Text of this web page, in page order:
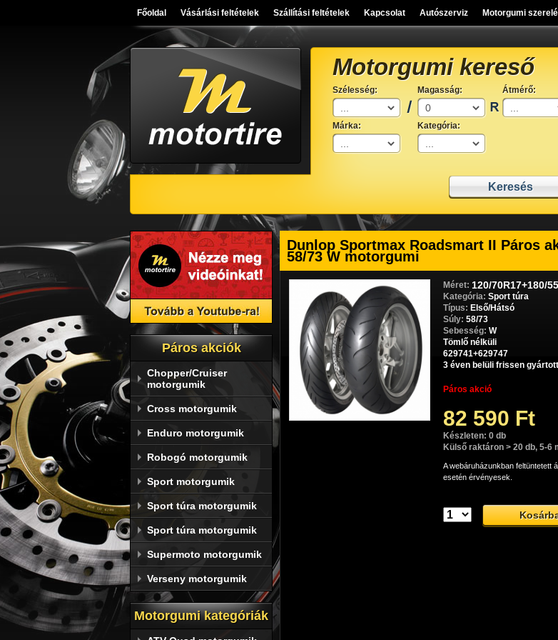
Főoldal Vásárlási feltételek Szállítási feltételek Kapcsolat Autószerviz Motorgumi
Motorgumi kereső
Szélesség: Magasság: Átmérő:
Márka: Kategória:
Dunlop Sportmax Roadsmart II Páros
58/73 W motorgumi
Méret: 120/70R17+180/
Kategória: Sport túra
Típus: Első/Hátsó
Súly: 58/73
Sebesség: W
Tömlő nélküli
629741+629747
3 éven belüli frissen
Páros akció
82 590 Ft
Készleten: 0 db
Külső raktáron > 20 db, 5-6
A webáruházunkban feltüntetett
esetén érvényesek.
Páros akciók
Chopper/Cruiser
motorgumik
Cross motorgumik
Enduro motorgumik
Robogó motorgumik
Sport motorgumik
Sport túra motorgumik
Sport túra motorgumik
Supermoto motorgumik
Verseny motorgumik
Motorgumi kategóriák